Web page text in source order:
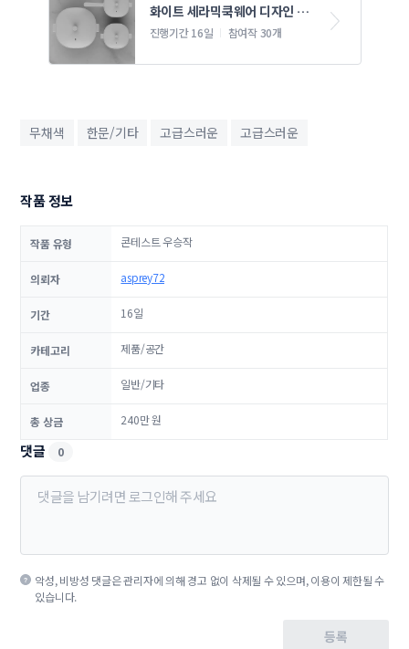
화이트 세라믹쿡웨어 디자인 의
뢰
진행기간 16일 참여작 30개
무채색 한문/기타 고급스러운 고급스러운
작품 정보
작품 유형 콘테스트 우승작
의뢰자 asprey72
기간 16일
카테고리 제품/공간
업종 일반/기타
총 상금 240만 원
댓글 0
악성, 비방성 댓글은 관리자에 의해 경고 없이 삭제될 수 있으며, 이용이 제한될 수
있습니다.
등록